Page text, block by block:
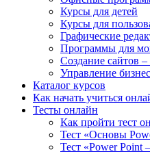
Курсы для детей
Курсы для
Графические
Программы для
Создание сайтов
Управление
Каталог курсов
Как начать учиться
Тесты онлайн
Как пройти тест
Тест «Основы
Тест «Power